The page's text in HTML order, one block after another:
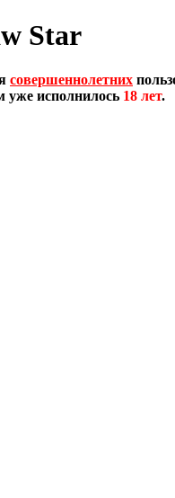
Star
совершеннолетних
уже исполнилось 18 лет.